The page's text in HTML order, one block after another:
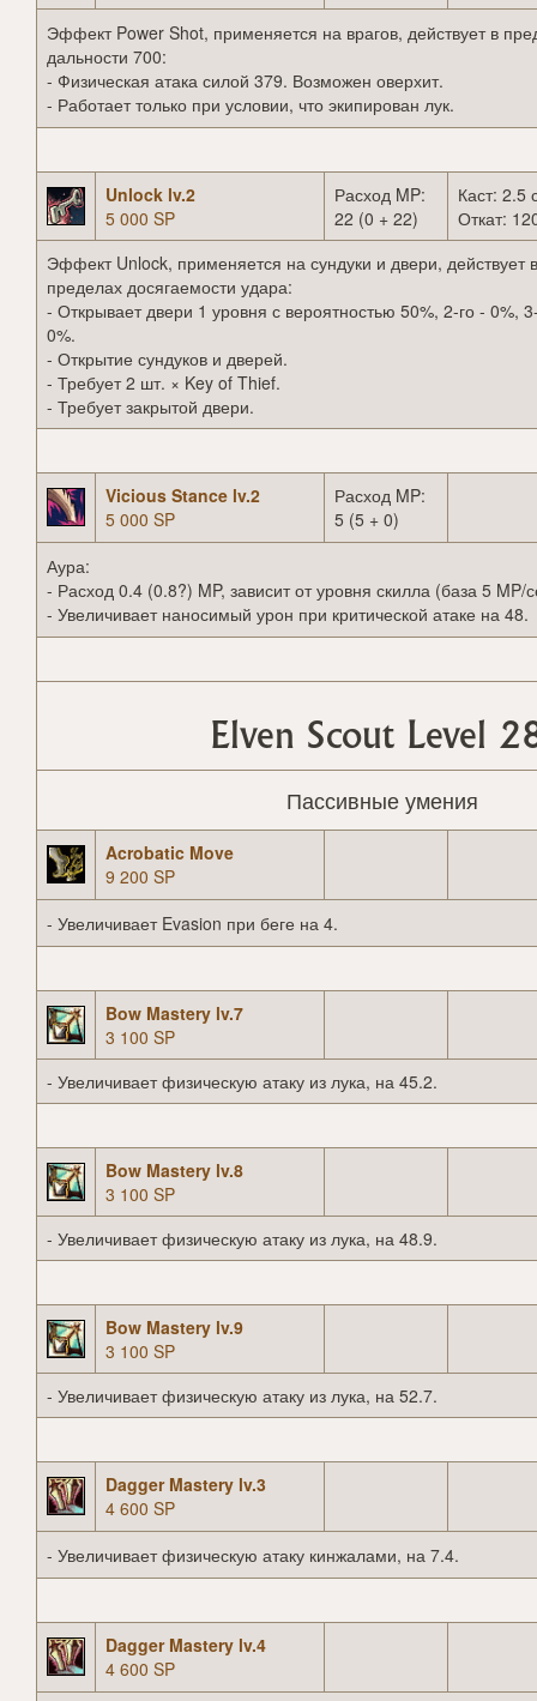
Эффект Power Shot, применяется на врагов, действует в
дальности 700:
- Физическая атака силой 379. Возможен оверхит.
- Работает только при условии, что экипирован лук.
Unlock lv.2
5 000 SP
Расход MP:
22 (0 + 22)
Каст: 2.5
Откат:
Эффект Unlock, применяется на сундуки и двери, действует в
пределах досягаемости удара:
- Открывает двери 1 уровня с вероятностью 50%, 2-го - 0%,
0%.
- Открытие сундуков и дверей.
- Требует 2 шт. × Key of Thief.
- Требует закрытой двери.
Vicious Stance lv.2
5 000 SP
Расход MP:
5 (5 + 0)
Аура:
- Расход 0.4 (0.8?) MP, зависит от уровня скилла (база 5 MP/
- Увеличивает наносимый урон при критической атаке на 48.
Elven Scout Level
Пассивные умения
Acrobatic Move
9 200 SP
- Увеличивает Evasion при беге на 4.
Bow Mastery lv.7
3 100 SP
- Увеличивает физическую атаку из лука, на 45.2.
Bow Mastery lv.8
3 100 SP
- Увеличивает физическую атаку из лука, на 48.9.
Bow Mastery lv.9
3 100 SP
- Увеличивает физическую атаку из лука, на 52.7.
Dagger Mastery lv.3
4 600 SP
- Увеличивает физическую атаку кинжалами, на 7.4.
Dagger Mastery lv.4
4 600 SP